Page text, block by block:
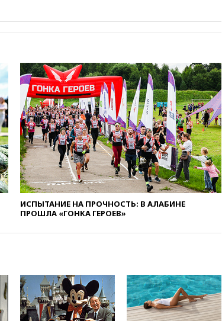
Европы в прыжках с 10-
метровой вышки
обращений о прекращении
концессии строительства ж/д
в Армении
вчера, 21:00В России вновь
обсуждают эксперимент по
онлайн-продаже алкоголя
вчера, 20:45Матвиенко:
россиянам могут
рекомендовать не посещать
Армению
вчера, 20:35ПВО за день
сбила еще 281 украинский
беспилотник над Россией
вчера, 20:27Ямпольская
вчера, 20:15Минтранс
предложил оплачивать
защиту дорог от БПЛА из
средств на ремонт
ИСПЫТАНИЕ НА ПРОЧНОСТЬ: В АЛАБИНЕ
ПРОШЛА «ГОНКА ГЕРОЕВ»